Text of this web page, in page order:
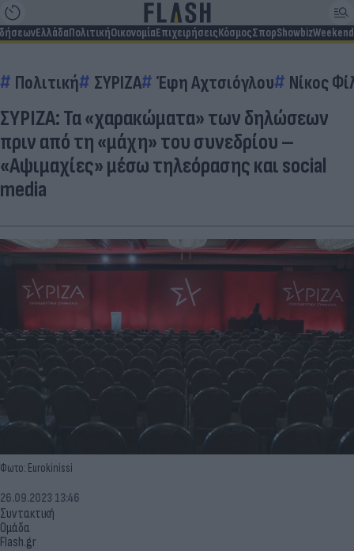
ΕλλάδαΠολιτικήΟικονομίαΕπιχειρήσειςΚόσμοςΣπορShowbizWeekend
Πολιτική ΣΥΡΙΖΑ Έφη Αχτσιόγλου Νίκος
ΣΥΡΙΖΑ: Τα «χαρακώματα» των δηλώσεων
πριν από τη «μάχη» του συνεδρίου –
«Αψιμαχίες» μέσω τηλεόρασης και social
media
Φωτο: Eurokinissi
Συντακτική
Ομάδα
Flash.gr
26.09.2023 13:46